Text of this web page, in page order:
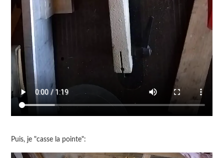
Puis, je "casse la pointe":